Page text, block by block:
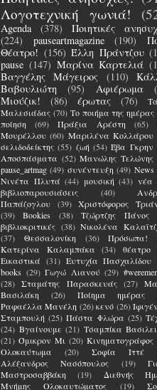
Λογοτεχνική γωνιά!
Agenda (378)
Ποιητικές
(224)
pauseartmagazine (190)
Θέατρο! (156) Έλλη Πράντζου
pause (147) Μαρίνα Καρτελιά
Βαγγέλης Μάγειρος
(110)
Βαβουλιώτη
(95) Αφιέρωμα
Μιούζικ!
(86) έρωτας (76)
Μαλεσιάδας (70) Το ποιήμα της ημέρας
ποίηση
(69) Πράξια Αρέστη (65)
Μουρέλλου (60) Μαριλένα Κολλάρου
σελιδοδείκτης (55) ζωή (54) Έβα Γκρην
Αποσπάσματα (52) Μανώλης Τελώνης
pause_artmag (49) συνέντευξη (49) News
Νινέτα Πλυτά (44) μουσική (43) νέα
βιβλιοπαρουσιάσεις
(40)
Παπάζογλου
(39)
Χριστόφορος
(39)
Bookies (38) Τζώρτζης Πάνος
βιβλιοκριτικές (38) Νικολένα
(37)
Θεσσαλονίκη (36) Πρόσωπα!
Κατερίνα Καλαμπάκα
(34) θέατρο
Εικαστικά (31) Ευτυχία Πασχαλίδου
books (29) Γωγώ Λιανού (29)
(28) Σταμάτης Παρασκευάς (27)
Βασιλάκη
(26) Ποίημα ημέρας
Ραφαέλλα Μανέλη (26) κενό (26)
Σταμπουλή (25) Πάστα Φλώρα (25)
(24) Βγαίνουμε (21) Τσαμπίκα
(21) Όμικρον Μι (20) Κινηματογράφος
Ολοκαύτωμα
(20) Σοφία Ιττέ
Αλέξανδρος Νασόπουλος
(19)
Μαστροσαββάκη
(19)
Διεθνής
Μνήμης Ολοκαυτώματος
(19)